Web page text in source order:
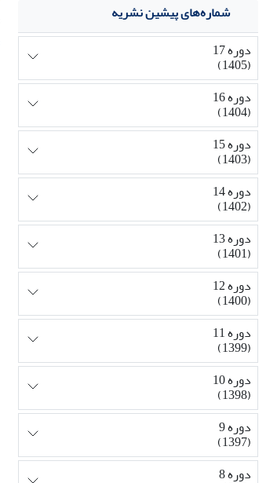
شماره‌های پیشین نشریه
دوره 17
(1405)
دوره 16
(1404)
دوره 15
(1403)
دوره 14
(1402)
دوره 13
(1401)
دوره 12
(1400)
دوره 11
(1399)
دوره 10
(1398)
دوره 9
(1397)
دوره 8